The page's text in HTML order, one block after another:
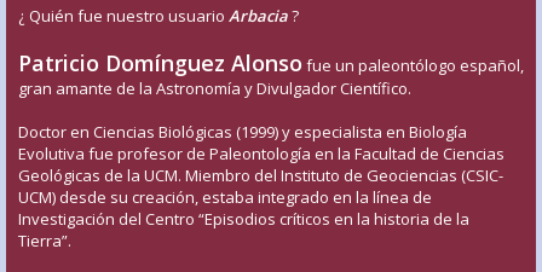
¿ Quién fue nuestro usuario Arbacia?
Patricio Domínguez Alonso fue un paleontólogo español,
gran amante de la Astronomía y Divulgador Científico.
Doctor en Ciencias Biológicas (1999) y especialista en Biología
Evolutiva fue profesor de Paleontología en la Facultad de Ciencias
Geológicas de la UCM. Miembro del Instituto de Geociencias (CSIC-
UCM) desde su creación, estaba integrado en la línea de
Investigación del Centro “Episodios críticos en la historia de la
Tierra”.